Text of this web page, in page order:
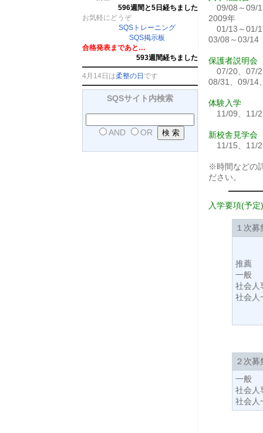
596週間と5日経ちました
お気軽にどうぞ
SQSトレーニング
SQS掲示板
合格発表まであと…
593週間経ちました
4月14日は柔整の日 です
SQSサイト内検索
AND OR
09/08～09/
2009年
01/13～01/
03/08～03/14
保護者説明会
07/20、07/
08/31、09/14
体験入学
11/09、11/
新校舎見学会
11/15、11/
※時間などの
ださい。
入学要項(予定)
１次
推薦
一般
社会人
社会人
２次
一般
社会人
社会人